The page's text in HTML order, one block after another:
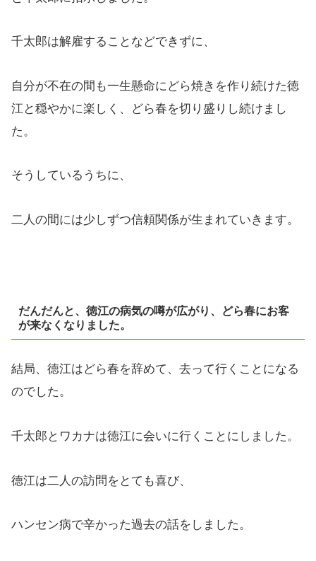
千太郎は解雇することなどできずに、
自分が不在の間も一生懸命にどら焼きを作り続けた徳
江と穏やかに楽しく、どら春を切り盛りし続けまし
た。
そうしているうちに、
二人の間には少しずつ信頼関係が生まれていきます。
だんだんと、徳江の病気の噂が広がり、どら春にお客
が来なくなりました。
結局、徳江はどら春を辞めて、去って行くことになる
のでした。
千太郎とワカナは徳江に会いに行くことにしました。
徳江は二人の訪問をとても喜び、
ハンセン病で辛かった過去の話をしました。